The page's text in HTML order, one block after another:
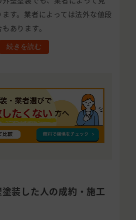
す。業者によっては法外な値段
あります。
続きを読む
装した人の成約・施工